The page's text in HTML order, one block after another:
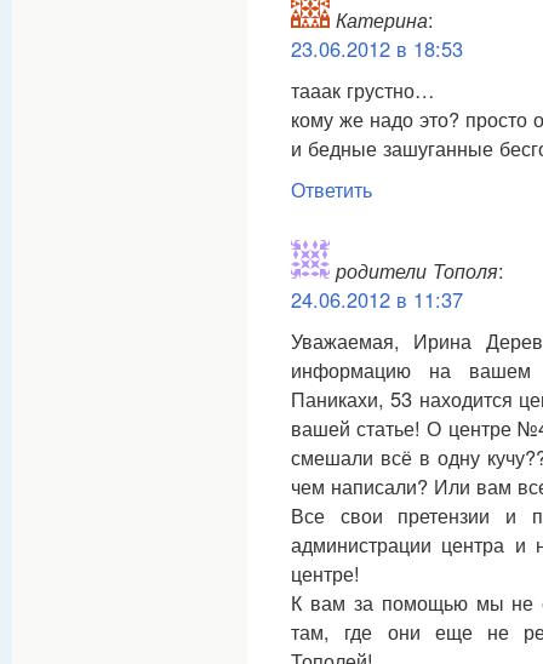
Катерина:
23.06.2012 в 18:53
тааак грустно…
кому же надо это? просто
и бедные зашуганные
Ответить
родители Тополя:
24.06.2012 в 11:37
Уважаемая, Ирина
информацию на
Паникахи, 53 находится
вашей статье! О центре
смешали всё в одну
чем написали? Или вам
Все свои претензии и
администрации центра
центре!
К вам за помощью мы не
там, где они еще не